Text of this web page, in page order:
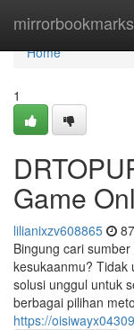
mirrorbookmarks
Home
Home
1
Game
lilianixzv608865
Bingung cari
kesukaanmu? Tidak
solusi unggul untuk
berbagai pilihan
https://